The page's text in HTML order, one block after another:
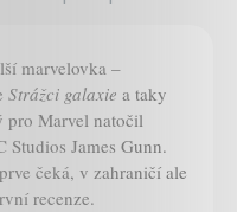
marvelovka –
Strážci galaxie a taky
pro Marvel natočil
Studios James Gunn.
čeká, v zahraničí ale
recenze.